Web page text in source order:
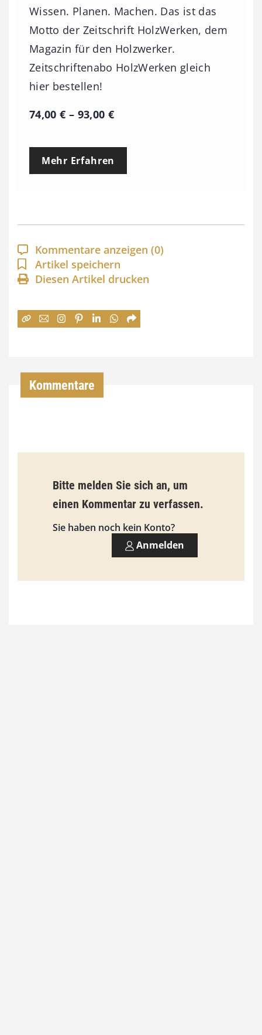
Wissen. Planen. Machen. Das ist das
Motto der Zeitschrift HolzWerken, dem
Magazin für den Holzwerker.
Zeitschriftenabo HolzWerken gleich
hier bestellen!
74,00€ – 93,00 €P
e
p
a
n
n
:
€
i
s
9
0
Mehr Erfahren
Kommentare anzeigen (0)
Artikel speichern
Diesen Artikel drucken
Kommentare
Bitte melden Sie sich an, um
einen Kommentar zu verfassen.
Sie haben noch kein Konto?
Anmelden